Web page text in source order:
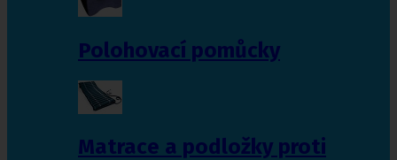
Polohovací pomůcky
Matrace a podložky proti